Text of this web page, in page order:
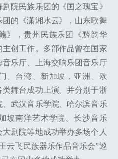
院民族乐团的《国之瑰宝》
团的《潇湘水云》，山东歌舞
》，贵州民族乐团《黔韵华
创工作。多部作品曾在国家
乐厅、上海交响乐团音乐厅
、台湾、新加坡，亚洲、欧
舞台成功上演。并分别于浙
武汉音乐学院、哈尔滨音乐
坡南洋艺术学院、长沙音乐
剧院等地成功举办多场个人
云飞民族器乐作品音乐会”巡